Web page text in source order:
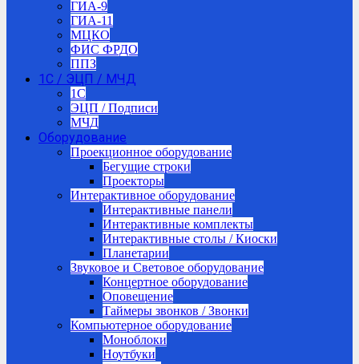
ГИА-9
ГИА-11
МЦКО
ФИС ФРДО
ППЗ
1С / ЭЦП / МЧД
1C
ЭЦП / Подписи
МЧД
Оборудование
Проекционное оборудование
Бегущие строки
Проекторы
Интерактивное оборудование
Интерактивные панели
Интерактивные комплекты
Интерактивные столы / Киоски
Планетарии
Звуковое и Световое оборудование
Концертное оборудование
Оповещение
Таймеры звонков / Звонки
Компьютерное оборудование
Моноблоки
Ноутбуки